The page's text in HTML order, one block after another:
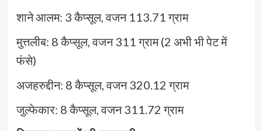
शाने आलम: 3 कैप्सूल, वजन 113.71 ग्राम
मुत्तलीब: 8 कैप्सूल, वजन 311 ग्राम (2 अभी भी पेट में
फंसे)
अजहरुद्दीन: 8 कैप्सूल, वजन 320.12 ग्राम
जुल्फेकार: 8 कैप्सूल, वजन 311.72 ग्राम